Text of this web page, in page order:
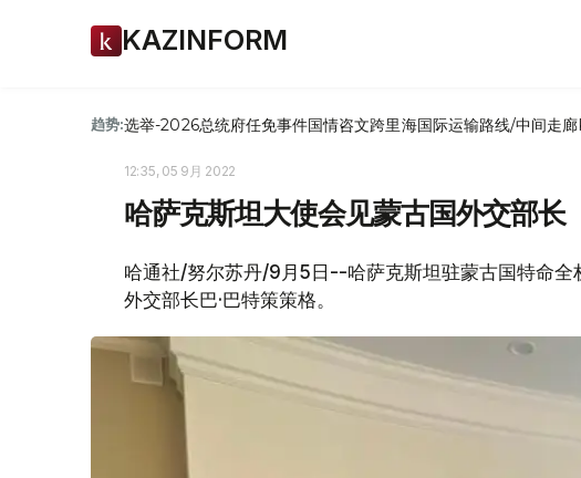
KAZINFORM
趋势:选举-2026总统府任免事件国情咨文跨里海国际运输路线/中间走廊
12:35, 05 9月 2022
哈萨克斯坦大使会见蒙古国外交部长
哈通社/努尔苏丹/9月5日--哈萨克斯坦驻蒙古国特命全
外交部长巴·巴特策策格。